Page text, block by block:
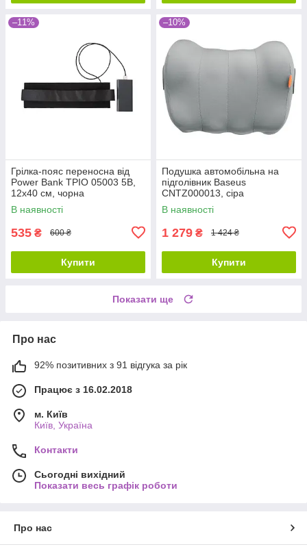
–11%
Грілка-пояс переносна від
Power Bank ТРІО 05003 5В,
12х40 см, чорна
В наявності
535 ₴ 600 ₴
Купити
–10%
Подушка автомобільна на
підголівник Baseus
CNTZ000013, сіра
В наявності
1 279 ₴ 1 424 ₴
Купити
Показати ще
Про нас
92% позитивних з 91 відгука за рік
Працює з 16.02.2018
м. Київ
Київ, Україна
Контакти
Сьогодні вихідний
Показати весь графік роботи
Про нас